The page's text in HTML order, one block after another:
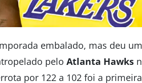
embalado, mas deu
pelo Atlanta Hawks
por 122 a 102 foi a